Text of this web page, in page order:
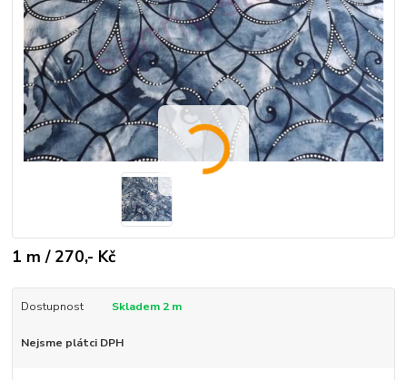
1 m / 270,- Kč
Dostupnost Skladem 2 m
Nejsme plátci DPH